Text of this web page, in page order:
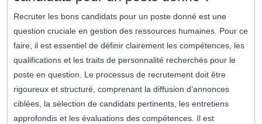
Recruter les bons candidats pour un poste donné est une
question cruciale en gestion des ressources humaines. Pour ce
faire, il est essentiel de définir clairement les compétences, les
qualifications et les traits de personnalité recherchés pour le
poste en question. Le processus de recrutement doit être
rigoureux et structuré, comprenant la diffusion d’annonces
ciblées, la sélection de candidats pertinents, les entretiens
approfondis et les évaluations des compétences. Il est